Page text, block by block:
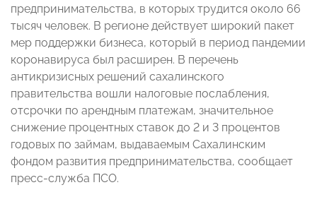
предпринимательства, в которых трудится около 66
тысяч человек. В регионе действует широкий пакет
мер поддержки бизнеса, который в период пандемии
коронавируса был расширен. В перечень
антикризисных решений сахалинского
правительства вошли налоговые послабления,
отсрочки по арендным платежам, значительное
снижение процентных ставок до 2 и 3 процентов
годовых по займам, выдаваемым Сахалинским
фондом развития предпринимательства, сообщает
пресс-служба ПСО.